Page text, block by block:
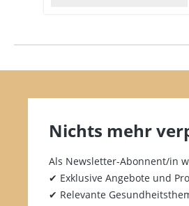
Nichts mehr
Als Newsletter-Abonnent/in
✔ Exklusive Angebote und
✔ Relevante